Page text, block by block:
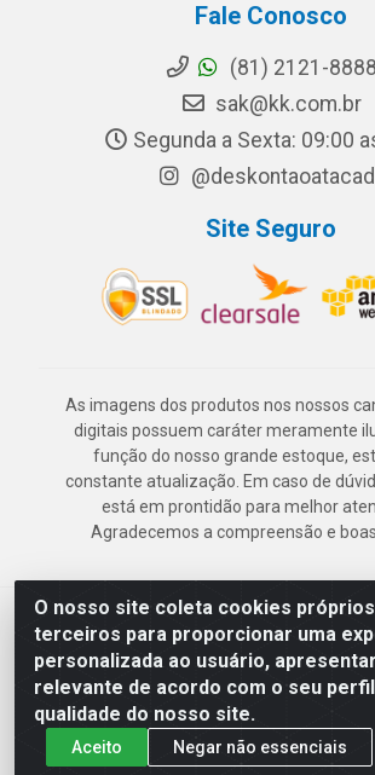
O nosso site coleta cookies
terceiros para proporcionar uma
personalizada ao usuário,
relevante de acordo com o seu
qualidade do nosso site.
Aceito Negar não essenciais
Fale Conosco
(81) 2121-8888
sak@kk.com.br
Segunda a Sexta: 09:00
Site Seguro
As imagens dos produtos nos nossos
digitais possuem caráter meramente
função do nosso grande estoque,
constante atualização. Em caso de
está em prontidão para melhor
Agradecemos a compreensão e
Deskontão Atacado - Av. Marechal
Imbiribeira - Recife/PE - CEP 51.150-001 -
57